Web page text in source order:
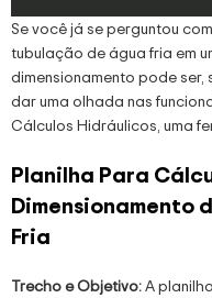
Se você já se perguntou
tubulação de água fria em
dimensionamento pode ser,
dar uma olhada nas
Cálculos Hidráulicos, uma
Planilha Para
Dimensionamento
Fria
Trecho e Objetivo:A